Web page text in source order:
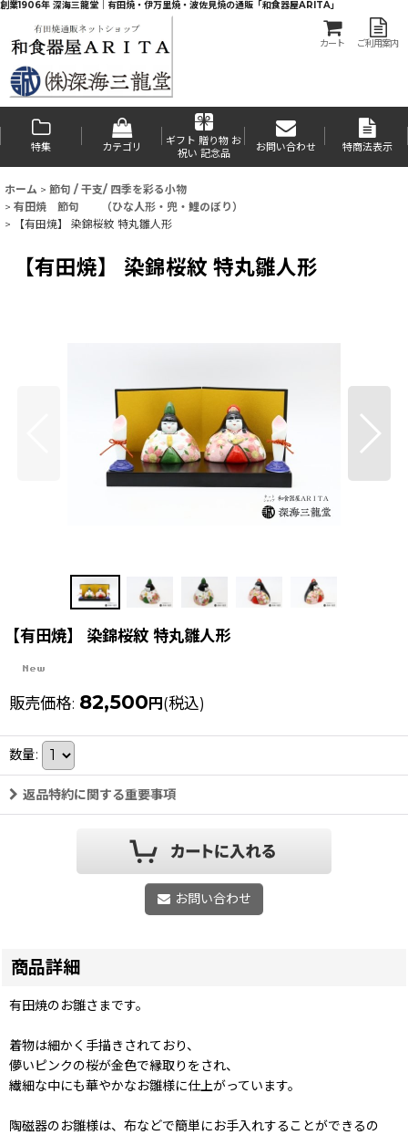
創業1906年 深海三龍堂｜有田焼・伊万里焼・波佐見焼の通販「和食器屋ARITA」
カート ご利用案内
特集 カテゴリ
ギフト 贈り物 お
祝い 記念品
お問い合わせ 特商法表示
ホーム > 節句 / 干支/ 四季を彩る小物
> 有田焼 節句 （ひな人形・兜・鯉のぼり）
>
【有田焼】 染錦桜紋 特丸雛人形
【有田焼】 染錦桜紋 特丸雛人形
【有田焼】 染錦桜紋 特丸雛人形
販売価格: 82,500円(税込)
数量:
返品特約に関する重要事項
お問い合わせ
商品詳細
有田焼のお雛さまです。
着物は細かく手描きされており、
儚いピンクの桜が金色で縁取りをされ、
繊細な中にも華やかなお雛様に仕上がっています。
陶磁器のお雛様は、布などで簡単にお手入れすることができるの